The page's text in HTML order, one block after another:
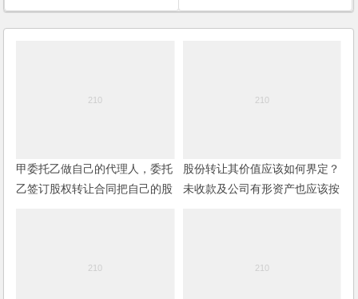
甲委托乙做自己的代理人，委托
乙签订股权转让合同把自己的股
股份转让其价值应该如何界定？
未收款及公司有形资产也应该按